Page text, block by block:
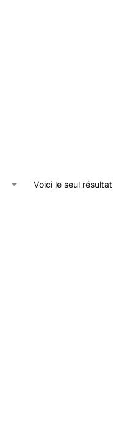
Voici le seul résultat